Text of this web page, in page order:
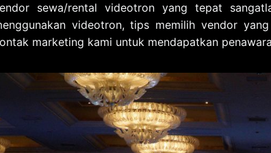
sewa/rental videotron yang tepat
videotron, tips memilih vendor
marketing kami untuk mendapatkan